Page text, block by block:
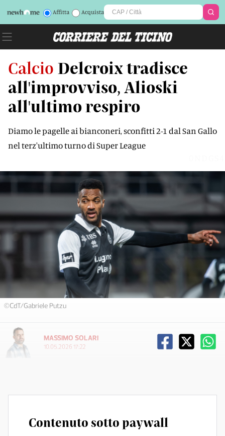
Affitta Acquista
Calcio Delcroix tradisce
all'improvviso, Alioski
all'ultimo respiro
Diamo le pagelle ai bianconeri, sconfitti 2-1 dal San Gallo
nel terz'ultimo turno di Super League
©CdT/Gabriele Putzu
MASSIMO SOLARI
10.05.2026 17:22
Contenuto sotto paywall